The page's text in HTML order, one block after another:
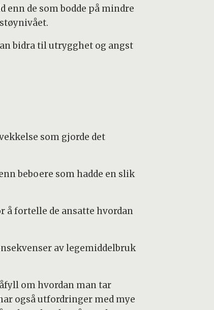
enn de som bodde på mindre
bidra til utrygghet og angst
som gjorde det
beboere som hadde en slik
å fortelle de ansatte hvordan
av legemiddelbruk
om hvordan man tar
også utfordringer med mye